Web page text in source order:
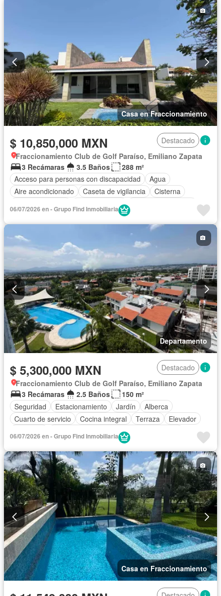
Jacuzzi
Sin amueblar
Casa en Fraccionamiento
$ 10,850,000 MXN
Destacado
Fraccionamiento Club de Golf Paraíso, Emiliano Zapata
3 Recámaras
3.5 Baños
288 m²
Acceso para personas con discapacidad
Agua
Aire acondicionado
Caseta de vigilancia
Cisterna
Cocina integral
Cuarto de servicio
Estacionamiento
Recámara con closet
Seguridad
Terraza Vista panorámica
Sin amueblar
06/07/2026 en - Grupo Find Inmobiliaria
Departamento
$ 5,300,000 MXN
Destacado
Fraccionamiento Club de Golf Paraíso, Emiliano Zapata
3 Recámaras
2.5 Baños
150 m²
Seguridad
Estacionamiento Jardín
Alberca
Cuarto de servicio
Cocina integral Terraza
Elevador
Acceso para personas con discapacidad
Cocina equipada Zona infantil
Sala polivalente
Aire acondicionado
Electricidad Jacuzzi
Agua
Cuarto de Limpieza
Cancha de tenis
Asador
Caseta de vigilancia
Zonas verdes
Permite mascotas
Permite niños
Sin amueblar
06/07/2026 en - Grupo Find Inmobiliaria
Casa en Fraccionamiento